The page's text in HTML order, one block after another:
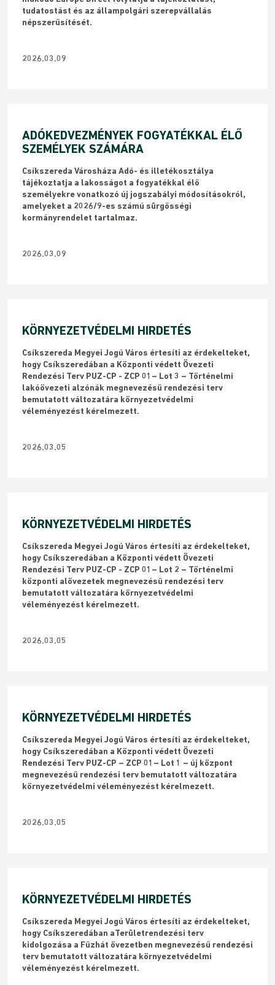
tudatostást és az állampolgári szerepvállalás
népszerűsítését.
2026.03.09
ADÓKEDVEZMÉNYEK FOGYATÉKKAL ÉLŐ
SZEMÉLYEK SZÁMÁRA
Csíkszereda Városháza Adó- és illetékosztálya
tájékoztatja a lakosságot a fogyatékkal élő
személyekre vonatkozó új jogszabályi módosításokról,
amelyeket a 2026/9-es számú sürgősségi
kormányrendelet tartalmaz.
2026.03.09
KÖRNYEZETVÉDELMI HIRDETÉS
​Csíkszereda Megyei Jogú Város értesíti az érdekelteket,
hogy Csíkszeredában a Központi védett Övezeti
Rendezési Terv PUZ-CP - ZCP 01– Lot 3 – Történelmi
lakóövezeti alzónák megnevezésű rendezési terv
bemutatott változatára környezetvédelmi
véleményezést kérelmezett.
2026.03.05
KÖRNYEZETVÉDELMI HIRDETÉS
Csíkszereda Megyei Jogú Város értesíti az érdekelteket,
hogy Csíkszeredában a Központi védett Övezeti
Rendezési Terv PUZ-CP - ZCP 01– Lot 2 – Történelmi
központi alövezetek megnevezésű rendezési terv
bemutatott változatára környezetvédelmi
véleményezést kérelmezett.
2026.03.05
KÖRNYEZETVÉDELMI HIRDETÉS
​Csíkszereda Megyei Jogú Város értesíti az érdekelteket,
hogy Csíkszeredában a Központi védett Övezeti
Rendezési Terv PUZ-CP – ZCP 01– Lot 1 – új központ
megnevezésű rendezési terv bemutatott változatára
környezetvédelmi véleményezést kérelmezett.
2026.03.05
KÖRNYEZETVÉDELMI HIRDETÉS
Csíkszereda Megyei Jogú Város értesíti az érdekelteket,
hogy Csíkszeredában aTerületrendezési terv
kidolgozása a Fűzhát övezetben megnevezésű rendezési
terv bemutatott változatára környezetvédelmi
véleményezést kérelmezett.